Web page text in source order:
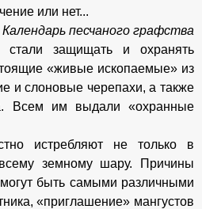
или нет...
песчаного графства
защищать и охранять
«живые ископаемые» из
и слоновые черепахи, а также
Всем им выдали «охранные
истребляют не только в
земному шару. Причины
быть самыми различными
«приглашение» мангустов